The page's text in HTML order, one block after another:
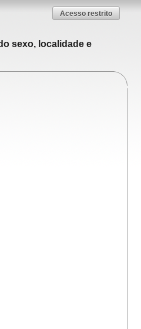
Acesso restrito
sexo, localidade e